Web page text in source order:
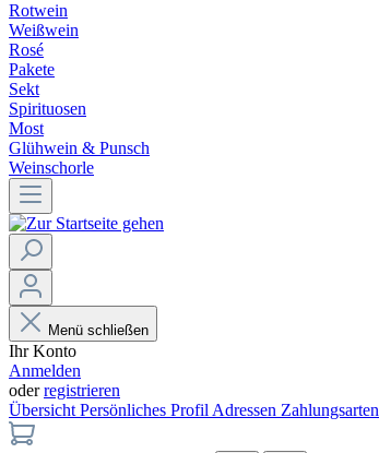
Rotwein
Weißwein
Rosé
Pakete
Sekt
Spirituosen
Most
Glühwein & Punsch
Weinschorle
Menü schließen
Ihr Konto
Anmelden
oderregistrieren
Übersicht Persönliches Profil Adressen Zahlungsarten